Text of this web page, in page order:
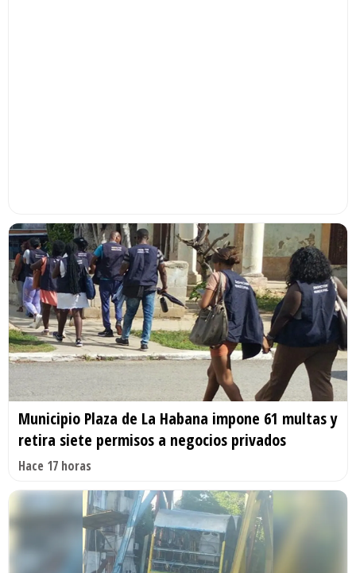
Municipio Plaza de La Habana impone 61 multas y
retira siete permisos a negocios privados
Hace 17 horas